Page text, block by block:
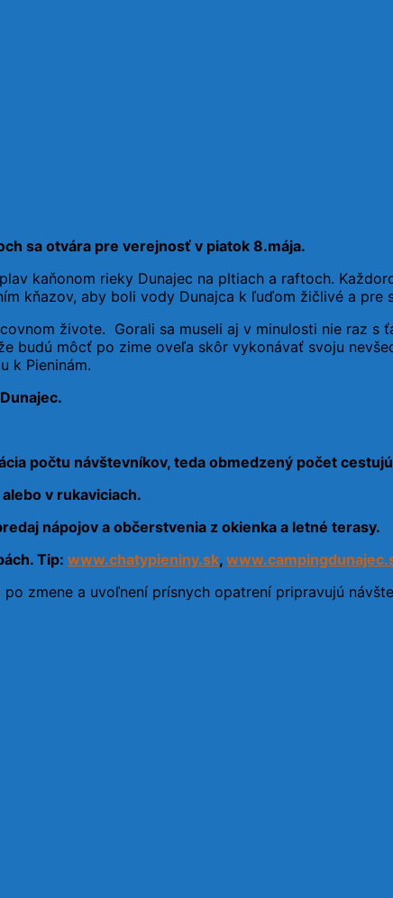
sa otvára pre verejnosť v piatok 8.mája.
kaňonom rieky Dunajec na pltiach a raftoch.
kňazov, aby boli vody Dunajca k ľuďom žičlivé a pre
živote. Gorali sa museli aj v minulosti nie raz s
budú môcť po zime oveľa skôr vykonávať svoju
k Pieninám.
počtu návštevníkov, teda obmedzený počet
v rukaviciach.
nápojov a občerstvenia z okienka a letné terasy.
Tip: www.chatypieniny.sk,
zmene a uvoľnení prísnych opatrení pripravujú